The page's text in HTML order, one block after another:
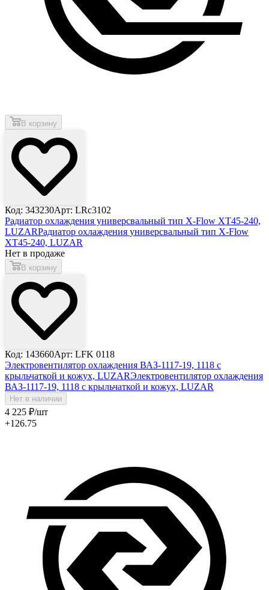
В корзину
Код: 343230Арт: LRc3102
Радиатор охлаждения универсвальный тип X-Flow XT45-240,
LUZARРадиатор охлаждения универсвальный тип X-Flow
XT45-240, LUZAR
Нет в продаже
В корзину
Код: 143660Арт: LFK 0118
Электровентилятор охлаждения ВАЗ-1117-19, 1118 с
крыльчаткой и кожух, LUZARЭлектровентилятор охлаждения
ВАЗ-1117-19, 1118 с крыльчаткой и кожух, LUZAR
Нет в наличии
4 225 ₽/шт
+126.75